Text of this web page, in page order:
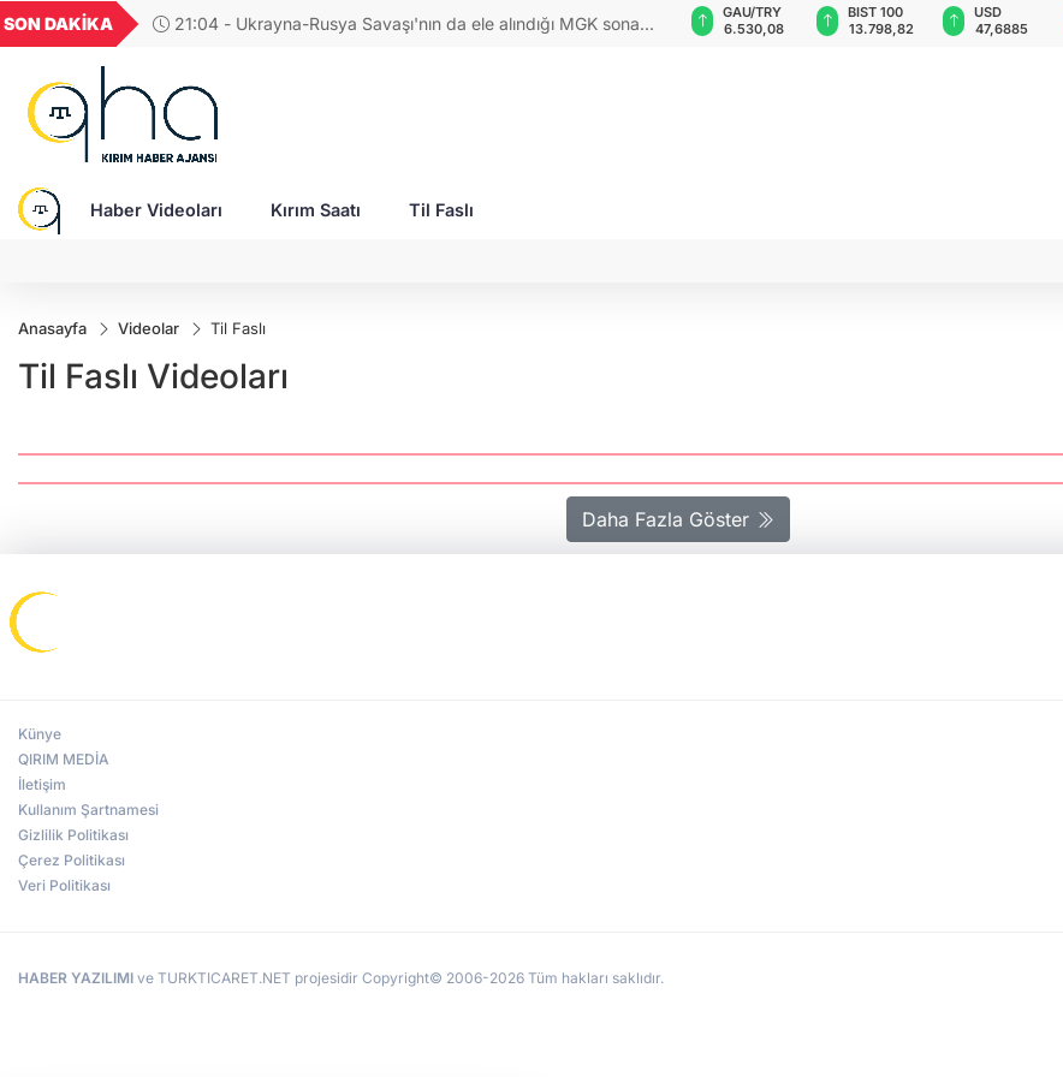
SON DAKİKA
21:04 - Ukrayna-Rusya Savaşı'nın da ele alındığı MGK sona
UYU
1,1822
18,2365
16,2316
27,9743
0,0018
GAU/TRY
6.530,08
BIST 100
13.798,82
USD
47,6885
Haber Videoları Kırım Saatı Til Faslı
Anasayfa Videolar Til Faslı
Til Faslı Videoları
Daha Fazla Göster
Künye
QIRIM MEDİA
İletişim
Kullanım Şartnamesi
Gizlilik Politikası
Çerez Politikası
Veri Politikası
HABER YAZILIMI ve TURKTICARET.NET projesidir Copyright© 2006-2026 Tüm hakları saklıdır.